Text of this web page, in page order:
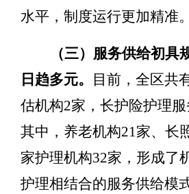
水平，制度运行更加精准。
（三）服务供给初具
日趋多元。
目前，全区共
估机构2家 ，长护险护理
其中，养老机构21家、长
家护理机构32家，形成了
护理相结合的服务供给模